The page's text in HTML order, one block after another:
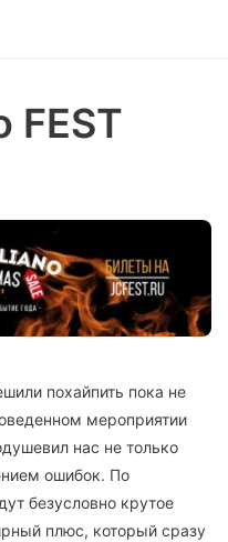
FEST
похайпить пока не
мероприятии
нас не только
ошибок. По
безусловно крутое
плюс, который сразу